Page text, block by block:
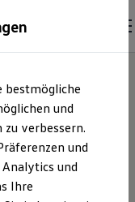
&
bestmögliche
und
verbessern.
und
und
Ihre